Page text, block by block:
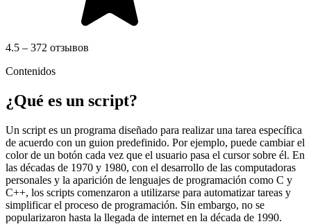
4.5 – 372 отзывов
Contenidos
¿Qué es un script?
Un script es un programa diseñado para realizar una tarea específica
de acuerdo con un guion predefinido. Por ejemplo, puede cambiar el
color de un botón cada vez que el usuario pasa el cursor sobre él. En
las décadas de 1970 y 1980, con el desarrollo de las computadoras
personales y la aparición de lenguajes de programación como C y
C++, los scripts comenzaron a utilizarse para automatizar tareas y
simplificar el proceso de programación. Sin embargo, no se
popularizaron hasta la llegada de internet en la década de 1990.